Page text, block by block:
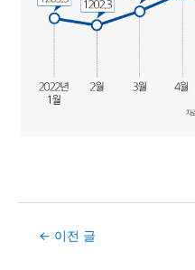
Post← 이전 글